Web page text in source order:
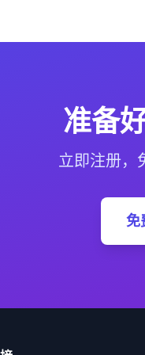
准备
立即注册，
免